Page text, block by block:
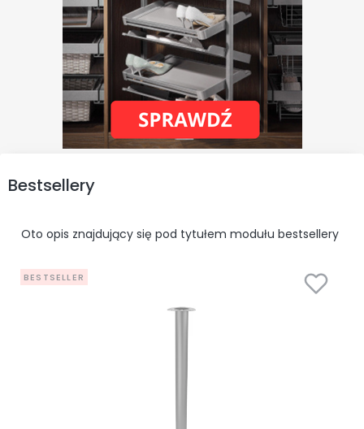
Bestsellery
Oto opis znajdujący się pod tytułem modułu bestsellery
BESTSELLER